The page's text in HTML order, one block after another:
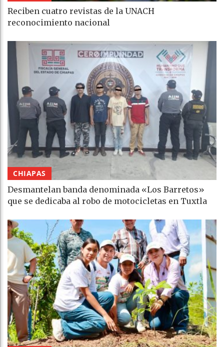
Reciben cuatro revistas de la UNACH
reconocimiento nacional
CHIAPAS
Desmantelan banda denominada «Los Barretos»
que se dedicaba al robo de motocicletas en Tuxtla